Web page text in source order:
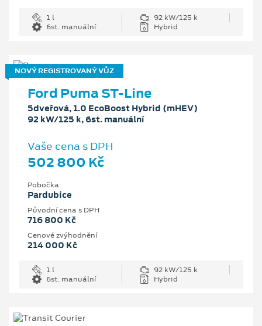
1 l
92 kW/125 k
6st. manuální
Hybrid
NOVÝ REGISTROVANÝ VŮZ
Ford Puma ST-Line
5dveřová, 1.0 EcoBoost Hybrid (mHEV)
92 kW/125 k, 6st. manuální
Vaše cena s DPH
502 800 Kč
Pobočka
Pardubice
Původní cena s DPH
716 800 Kč
Cenové zvýhodnění
214 000 Kč
1 l
92 kW/125 k
6st. manuální
Hybrid